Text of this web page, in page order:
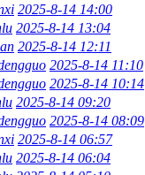
2025-8-14 14:00
2025-8-14 13:04
2025-8-14 12:11
2025-8-14 11:10
2025-8-14 10:14
2025-8-14 09:20
2025-8-14 08:09
2025-8-14 06:57
2025-8-14 06:04